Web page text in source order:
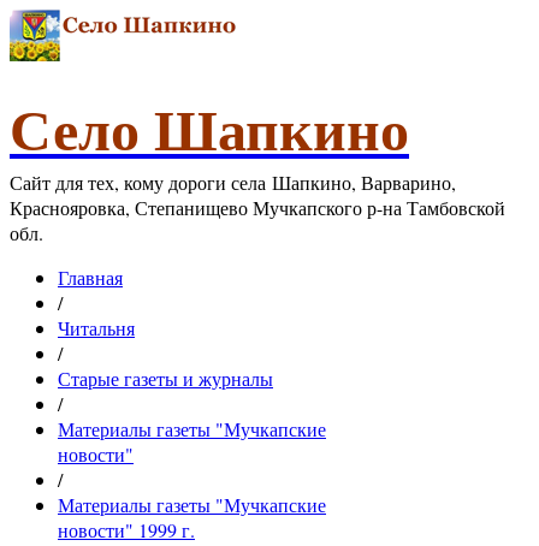
Село Шапкино
Сайт для тех, кому дороги села Шапкино, Варварино,
Краснояровка, Степанищево Мучкапского р-на Тамбовской
обл.
Главная
/
Читальня
/
Старые газеты и журналы
/
Материалы газеты "Мучкапские
новости"
/
Материалы газеты "Мучкапские
новости" 1999 г.